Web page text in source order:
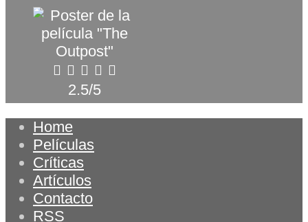
2.5/5
Home
Películas
Críticas
Artículos
Contacto
RSS